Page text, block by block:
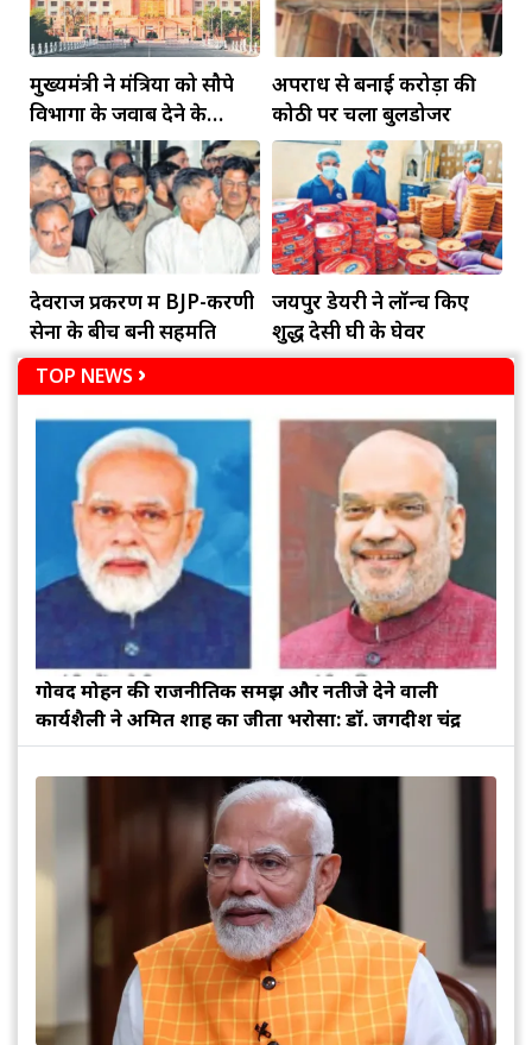
मुख्यमंत्री ने मंत्रियों को सौपे
विभागों के जवाब देने के
दायित्व
अपराध से बनाई करोड़ों की
कोठी पर चला बुलडोजर
देवराज प्रकरण में BJP-करणी
सेना के बीच बनी सहमति
जयपुर डेयरी ने लॉन्च किए
शुद्ध देसी घी के घेवर
TOP NEWS
गोविंद मोहन की राजनीतिक समझ और नतीजे देने वाली
कार्यशैली ने अमित शाह का जीता भरोसा: डॉ. जगदीश चंद्र